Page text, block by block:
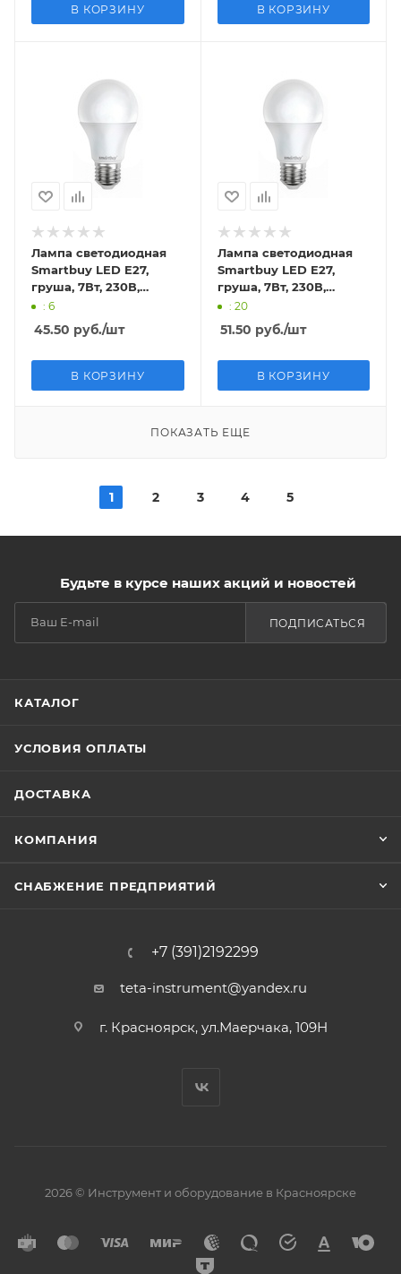
В КОРЗИНУ В КОРЗИНУ
Лампа светодиодная
Smartbuy LED E27,
груша, 7Вт, 230В,
3000К, теплый свет
: 6
45.50 руб./шт
В КОРЗИНУ
Лампа светодиодная
Smartbuy LED E27,
груша, 7Вт, 230В,
4000К, нейтральный
: 20
51.50 руб./шт
В КОРЗИНУ
ПОКАЗАТЬ ЕЩЕ
1 2 3 4 5
Будьте в курсе наших акций и новостей
ПОДПИСАТЬСЯ
КАТАЛОГ
УСЛОВИЯ ОПЛАТЫ
ДОСТАВКА
КОМПАНИЯ
СНАБЖЕНИЕ ПРЕДПРИЯТИЙ
+7 (391)2192299
teta-instrument@yandex.ru
г. Красноярск, ул.Маерчака, 109Н
2026 © Инструмент и оборудование в Красноярске